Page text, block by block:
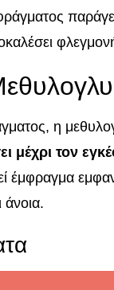
η
μέχρι τον
έμφραγμα